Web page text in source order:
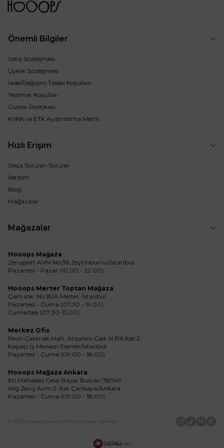
Önemli Bilgiler
Satış Sözleşmesi
Üyelik Sözleşmesi
İade/Değişim Talebi Koşulları
Teslimat Koşulları
Gizlilik Politikası
KVKK ve ETK Aydınlatma Metni
Hızlı Erişim
Sıkça Sorulan Sorular
İletişim
Blog
Mağazalar
Mağazalar
Hooops Mağaza
Zerujport AVM No:38 Zeytinburnu/İstanbul
Pazartesi - Pazar (10:00 - 22:00)
Hooops Merter Toptan Mağaza
Çam sok. No:18/A Merter, İstanbul
Pazartesi - Cuma (07:30 - 19:00)
Cumartesi (07:30-15:00)
Merkez Ofis
Fevzi Çakmak Mah. Atışalanı Cad. N:196 Kat:2
Kaşıkçı İş Merkezi Esenler/İstanbul
Pazartesi - Cuma (09:00 - 18:00)
Hooops Mağaza Ankara
Eti Mahallesi Celal Bayar Bulvarı 78/149
Atg Zeruj Avm 2. Kat Çankaya/Ankara
Pazartesi - Cuma (09:00 - 18:00)
© 2025 hooopstore.com Tüm hakları saklıdır.